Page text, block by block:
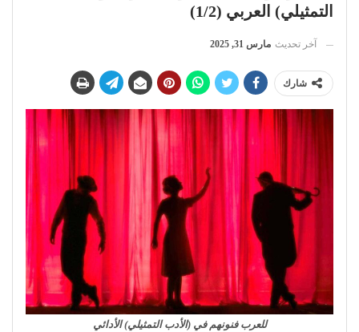
التمثيلي) العربي (1/2)
آخر تحديث مارس 31, 2025
شارك
للعرب فنونهم في (الأدب التمثيلي) الأدائي